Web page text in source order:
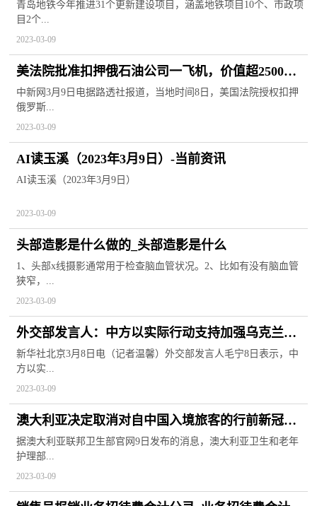
目10个、市政项目2个、TOD开发项目19个
青岛地铁今年推进31个更新建设项目，涵盖地铁项目10个、市政项
目2个...
2023-03-09
美法院批准扣押俄石油公司一飞机，价值超2500万
美元
中新网3月9日电据路透社报道，当地时间8日，美国法院授权扣押
俄罗斯...
2023-03-09
AI读玉溪（2023年3月9日）-当前资讯
AI读玉溪（2023年3月9日）
2023-03-09
头部造影是什么做的_头部造影是什么
1、头部x线摄影通常用于检查脑血管状况。2、比如有没有脑血管
狭窄，...
2023-03-09
外交部发言人：中方以实际行动支持加强乌克兰核
设施安全 环球视点
新华社北京3月8日电（记者温馨）外交部发言人毛宁8日表示，中
方以实...
2023-03-09
澳大利亚决定取消对自中国入境旅客的行前新冠检
测要求|环球关注
据澳大利亚联邦卫生部官网9日发布的消息，澳大利亚卫生和老年
护理部...
2023-03-09